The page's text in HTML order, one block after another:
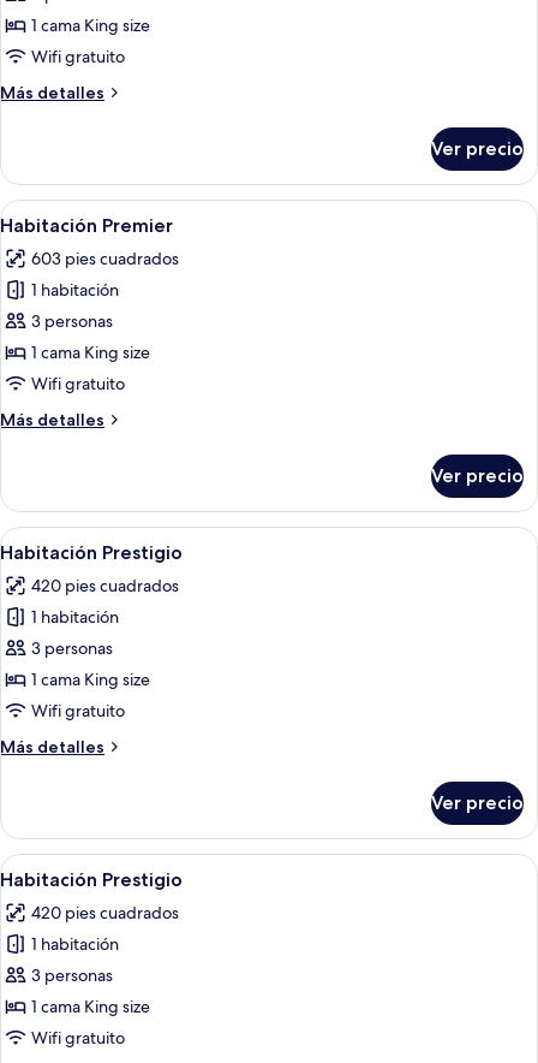
Habitación
Premier
1 cama King size
Wifi gratuito
Más detalles
Más
Premier
Ver precio
Abrir
todas
las
fotos
de
Habitación
Premier
Habitación de hotel con una cama
8
Habitación Premier
603 pies cuadrados
1 habitación
3 personas
1 cama King size
Wifi gratuito
Más detalles
Más
Premier
Ver precio
Abrir
todas
las
fotos
de
Habitación
Prestigio
Una habitación de hotel moderna
8
Habitación Prestigio
420 pies cuadrados
1 habitación
3 personas
1 cama King size
Wifi gratuito
Más detalles
Más
Prestigio
Ver precio
Abrir
todas
las
fotos
de
Habitación
Prestigio
Una habitación de hotel moderna
9
Habitación Prestigio
420 pies cuadrados
1 habitación
3 personas
1 cama King size
Wifi gratuito